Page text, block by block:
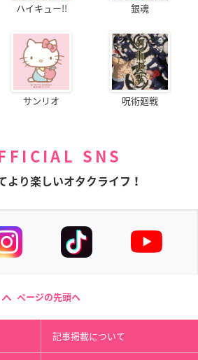
ハイキュー!! 銀魂
サンリオ 呪術廻戦
SNS
より楽しいオタクライフ！
ページの先頭へ
記事掲載について